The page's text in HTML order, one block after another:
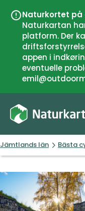
Naturkortet på
Naturkartan
platform. Der
appen i
eventuelle
Jämtlands län Bästa